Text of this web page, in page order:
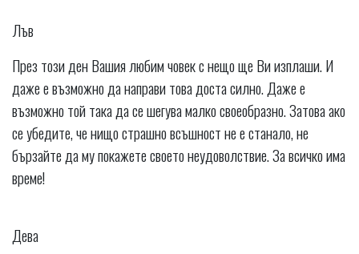
Лъв
През този ден Вашия любим човек с нещо ще Ви изплаши. И
даже е възможно да направи това доста силно. Даже е
възможно той така да се шегува малко своеобразно. Затова ако
се убедите, че нищо страшно всъшност не е станало, не
бързайте да му покажете своето неудоволствие. За всичко има
време!
Дева